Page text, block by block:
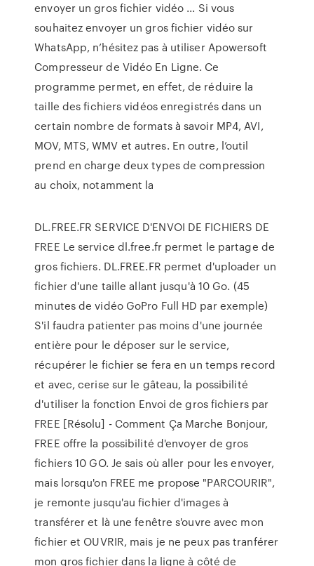
envoyer un gros fichier vidéo ... Si vous
souhaitez envoyer un gros fichier vidéo sur
WhatsApp, n’hésitez pas à utiliser Apowersoft
Compresseur de Vidéo En Ligne. Ce
programme permet, en effet, de réduire la
taille des fichiers vidéos enregistrés dans un
certain nombre de formats à savoir MP4, AVI,
MOV, MTS, WMV et autres. En outre, l’outil
prend en charge deux types de compression
au choix, notamment la
DL.FREE.FR SERVICE D'ENVOI DE FICHIERS DE
FREE Le service dl.free.fr permet le partage de
gros fichiers. DL.FREE.FR permet d'uploader un
fichier d'une taille allant jusqu'à 10 Go. (45
minutes de vidéo GoPro Full HD par exemple)
S'il faudra patienter pas moins d'une journée
entière pour le déposer sur le service,
récupérer le fichier se fera en un temps record
et avec, cerise sur le gâteau, la possibilité
d'utiliser la fonction Envoi de gros fichiers par
FREE [Résolu] - Comment Ça Marche Bonjour,
FREE offre la possibilité d'envoyer de gros
fichiers 10 GO. Je sais où aller pour les envoyer,
mais lorsqu'on FREE me propose "PARCOURIR",
je remonte jusqu'au fichier d'images à
transférer et là une fenêtre s'ouvre avec mon
fichier et OUVRIR, mais je ne peux pas tranférer
mon gros fichier dans la ligne à côté de